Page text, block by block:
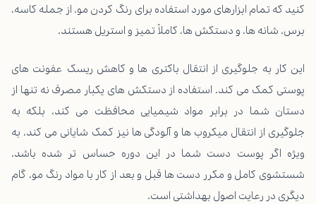
کنید که تمام ابزارهای مورد استفاده برای رنگ کردن مو، از جمله کاسه،
برس، شانه ها، و دستکش ها، کاملاً تمیز و استریل هستند.
این کار به جلوگیری از انتقال باکتری ها و کاهش ریسک عفونت های
پوستی کمک می کند. استفاده از دستکش های یکبار مصرف نه تنها از
دستان شما در برابر مواد شیمیایی محافظت می کند، بلکه به
جلوگیری از انتقال میکروب ها و آلودگی ها نیز کمک شایانی می کند، به
ویژه اگر پوست دست شما در این دوره حساس تر شده باشد.
شستشوی کامل و مکرر دست ها قبل و بعد از کار با مواد رنگ مو، گام
دیگری در رعایت اصول بهداشتی است.